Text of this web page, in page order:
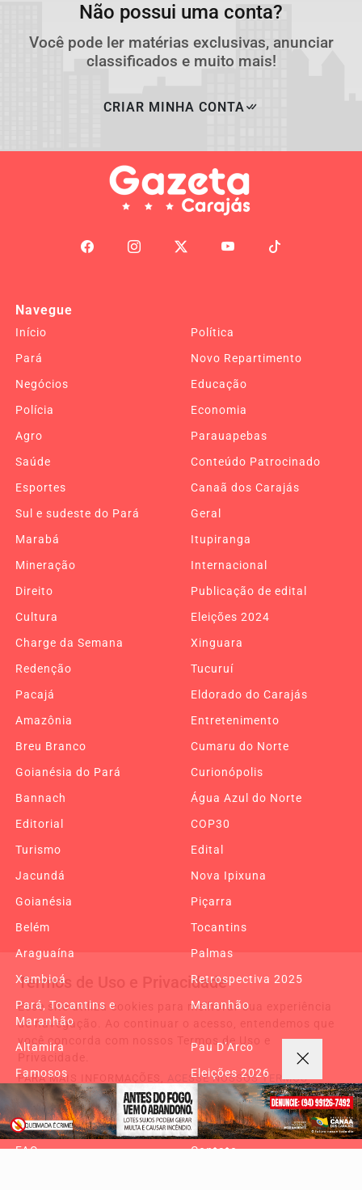
Não possui uma conta?
Você pode ler matérias exclusivas, anunciar
classificados e muito mais!
CRIAR MINHA CONTA
Navegue
Início
Política
Pará
Novo Repartimento
Negócios
Educação
Polícia
Economia
Agro
Parauapebas
Saúde
Conteúdo Patrocinado
Esportes
Canaã dos Carajás
Sul e sudeste do Pará
Geral
Marabá
Itupiranga
Mineração
Internacional
Direito
Publicação de edital
Cultura
Eleições 2024
Charge da Semana
Xinguara
Redenção
Tucuruí
Pacajá
Eldorado do Carajás
Amazônia
Entretenimento
Breu Branco
Cumaru do Norte
Goianésia do Pará
Curionópolis
Bannach
Água Azul do Norte
Editorial
COP30
Turismo
Edital
Jacundá
Nova Ipixuna
Goianésia
Piçarra
Belém
Tocantins
Araguaína
Palmas
Xambioá
Retrospectiva 2025
Pará, Tocantins e
Maranhão
Maranhão
Altamira
Pau D’Arco
Famosos
Eleições 2026
Copa do Mundo 2026
Canaã Gastronomia 2026
Reportagem especial
Sobre
FAQ
Contato
Termos de Uso e Privacidade
Esse site utiliza cookies para melhorar sua experiência
de navegação. Ao continuar o acesso, entendemos que
você concorda com nossos Termos de Uso e
PARA MAIS INFORMAÇÕES, ACESSE NOSSOS TERMOS
CLICANDO AQUI
PROSSEGUIR